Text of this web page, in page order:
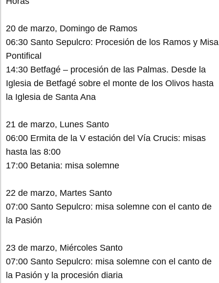
20 de marzo, Domingo de Ramos
06:30 Santo Sepulcro: Procesión de los Ramos y Misa
Pontifical
14:30 Betfagé – procesión de las Palmas. Desde la
Iglesia de Betfagé sobre el monte de los Olivos hasta
la Iglesia de Santa Ana
21 de marzo, Lunes Santo
06:00 Ermita de la V estación del Vía Crucis: misas
hasta las 8:00
17:00 Betania: misa solemne
22 de marzo, Martes Santo
07:00 Santo Sepulcro: misa solemne con el canto de
la Pasión
23 de marzo, Miércoles Santo
07:00 Santo Sepulcro: misa solemne con el canto de
la Pasión y la procesión diaria